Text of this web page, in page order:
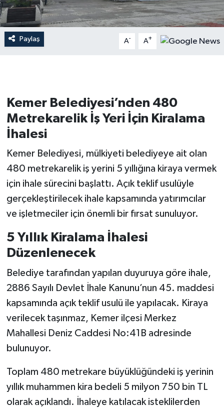
Paylaş A- A+
Kemer Belediyesi’nden 480
Metrekarelik İş Yeri İçin Kiralama
İhalesi
Kemer Belediyesi, mülkiyeti belediyeye ait olan
480 metrekarelik iş yerini 5 yıllığına kiraya vermek
için ihale sürecini başlattı. Açık teklif usulüyle
gerçekleştirilecek ihale kapsamında yatırımcılar
ve işletmeciler için önemli bir fırsat sunuluyor.
5 Yıllık Kiralama İhalesi
Düzenlenecek
Belediye tarafından yapılan duyuruya göre ihale,
2886 Sayılı Devlet İhale Kanunu’nun 45. maddesi
kapsamında açık teklif usulü ile yapılacak. Kiraya
verilecek taşınmaz, Kemer ilçesi Merkez
Mahallesi Deniz Caddesi No:41B adresinde
bulunuyor.
Toplam 480 metrekare büyüklüğündeki iş yerinin
yıllık muhammen kira bedeli 5 milyon 750 bin TL
olarak açıklandı. İhaleye katılacak isteklilerden